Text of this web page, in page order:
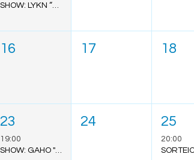
SHOW: LYKN “DUSK & DAWN” - SÃO PAULO
16 17 18
23
19:00
SHOW: GAHO "TO MARS TOUR" - SÃO LUÍS
24 25
20:00